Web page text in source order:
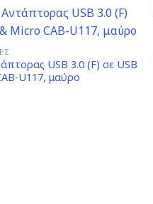
Add to
USB 3.0 (F) σε USB
U117, μαύρο